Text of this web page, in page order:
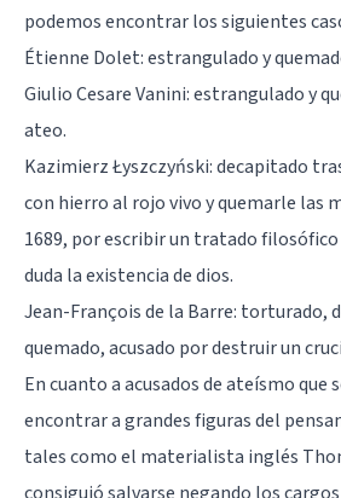
podemos encontrar los siguientes
Étienne Dolet: estrangulado y
Giulio Cesare Vanini: estrangulado y
ateo.
Kazimierz Łyszczyński: decapitado
con hierro al rojo vivo y quemarle las
1689, por escribir un tratado filosófico
duda la existencia de dios.
Jean-François de la Barre: torturado,
quemado, acusado por destruir un
En cuanto a acusados de ateísmo que
encontrar a grandes figuras del
tales como el materialista inglés